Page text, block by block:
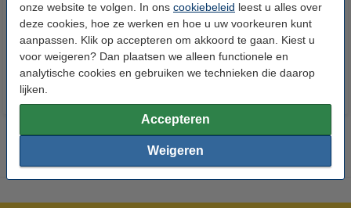
onze website te volgen. In ons cookiebeleid leest u alles over
deze cookies, hoe ze werken en hoe u uw voorkeuren kunt
aanpassen. Klik op accepteren om akkoord te gaan. Kiest u
voor weigeren? Dan plaatsen we alleen functionele en
analytische cookies en gebruiken we technieken die daarop
lijken.
Accepteren
Weigeren
€ 6,50 Incl. 21% BTW € 3,60 Incl. 21% BTW